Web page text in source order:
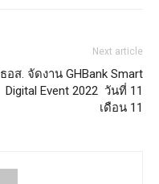
Next article
ธอส. จัดงาน GHBank Smart
Digital Event 2022 วันที่ 11
เดือน 11